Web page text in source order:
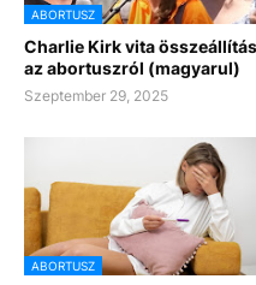
ABORTUSZ
Charlie Kirk vita összeállítás
az abortuszról (magyarul)
Szeptember 29, 2025
ABORTUSZ